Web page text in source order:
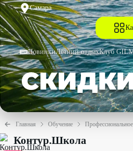
Самара
НовинкиЛетний отдыхКлуб
Главная Обучение
Оформление заказа онлайн в
Контур.Школа